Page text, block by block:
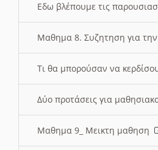
Εδω βλέπουμε τις
Μαθημα 8. Συζητηση για την
Τι θα μπορούσαν να
Δύο προτάσεις για
Μαθημα 9_ Μεικτη μαθηση